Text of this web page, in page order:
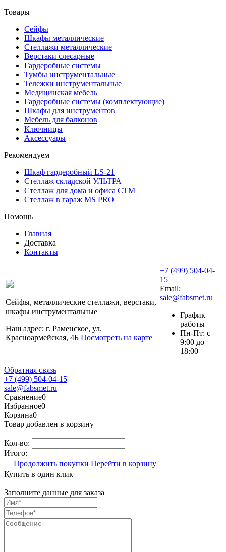
Товары
Сейфы
Шкафы металлические
Стеллажи металлические
Верстаки слесарные
Гардеробные системы
Тумбы инструментальные
Тележки инструментальные
Медицинская мебель
Гардеробные системы (комплектующие)
Шкафы для инструментов
Мебель для балконов
Ключницы
Аксессуары
Рекомендуем
Шкаф гардеробный LS-21
Стеллаж складской УЛЬТРА
Стеллаж для дома и офиса СТМ
Стеллаж в гараж MS PRO
Помощь
Главная
Доставка
Контакты
Сейфы, металлические стеллажи, верстаки,
шкафы инструментальные
Наш адрес: г. Раменское, ул.
Красноармейская, 4Б Посмотреть на карте
+7 (499) 504-04-
15
Email:
sale@fabsmet.ru
График
работы
Пн-Пт: с
9:00 до
18:00
Обратная связь
+7 (499) 504-04-15
sale@fabsmet.ru
Сравнение0
Избранное0
Корзина0
Товар добавлен в корзину
Кол-во:
Итого:
Продолжить покупки Перейти в корзину
Купить в один клик
Заполните данные для заказа